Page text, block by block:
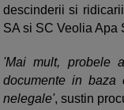
descinderii si
SA si SC Veolia Apa
'Mai mult, probele
documente in baza
nelegale', sustin